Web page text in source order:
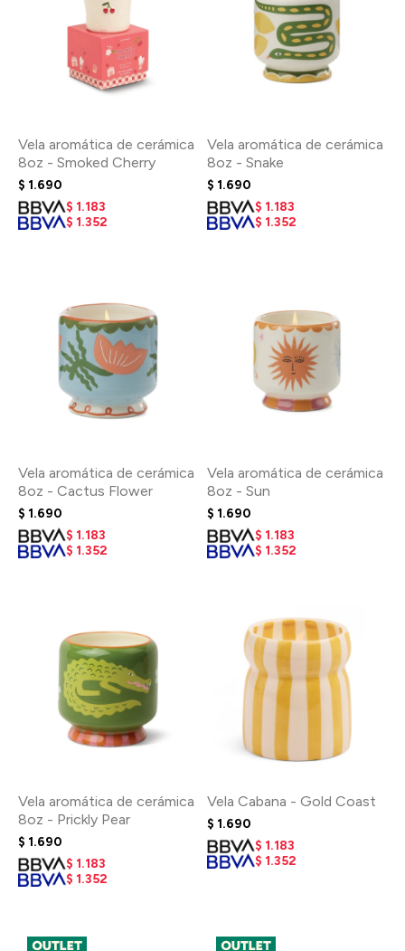
Vela aromática de cerámica
8oz - Smoked Cherry
$ 1.690
$ 1.183
$ 1.352
Vela aromática de cerámica
8oz - Snake
$ 1.690
$ 1.183
$ 1.352
Vela aromática de cerámica
8oz - Cactus Flower
$ 1.690
$ 1.183
$ 1.352
Vela aromática de cerámica
8oz - Sun
$ 1.690
$ 1.183
$ 1.352
Vela aromática de cerámica
8oz - Prickly Pear
$ 1.690
$ 1.183
$ 1.352
Vela Cabana - Gold Coast
$ 1.690
$ 1.183
$ 1.352